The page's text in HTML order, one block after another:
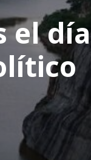
el día